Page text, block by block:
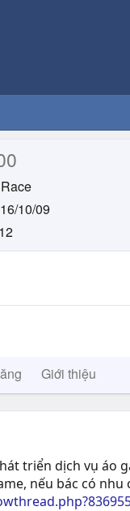
16/10/09
Giới thiệu
triển dịch vụ áo
nếu bác có